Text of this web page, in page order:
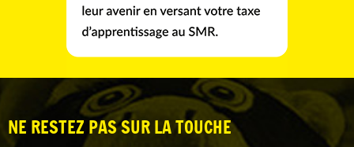
NE RESTEZ PAS SUR LA TOUCHE